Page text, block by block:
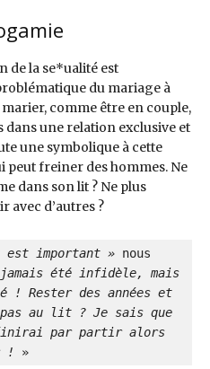
de la se*ualité est
du mariage à
comme être en couple,
dans une relation exclusive et
une symbolique à cette
peut freiner des hommes. Ne
dans son lit ? Ne plus
avec d’autres ?
est important » nous
jamais été infidèle, mais
! Rester des années et
au lit ? Je sais que
par partir alors
!
»